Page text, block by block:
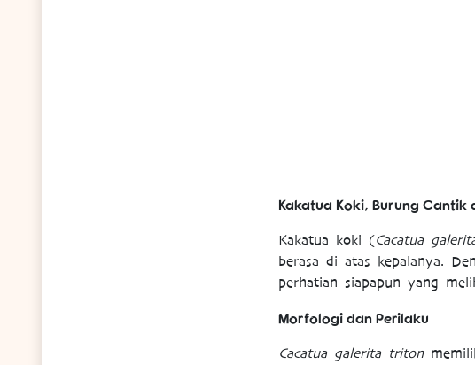
Kakatua Koki, Burung Cantik
Kakatua koki (Cacatua
berasa di atas kepalanya.
perhatian siapapun yang
Morfologi dan Perilaku
Cacatua galerita triton